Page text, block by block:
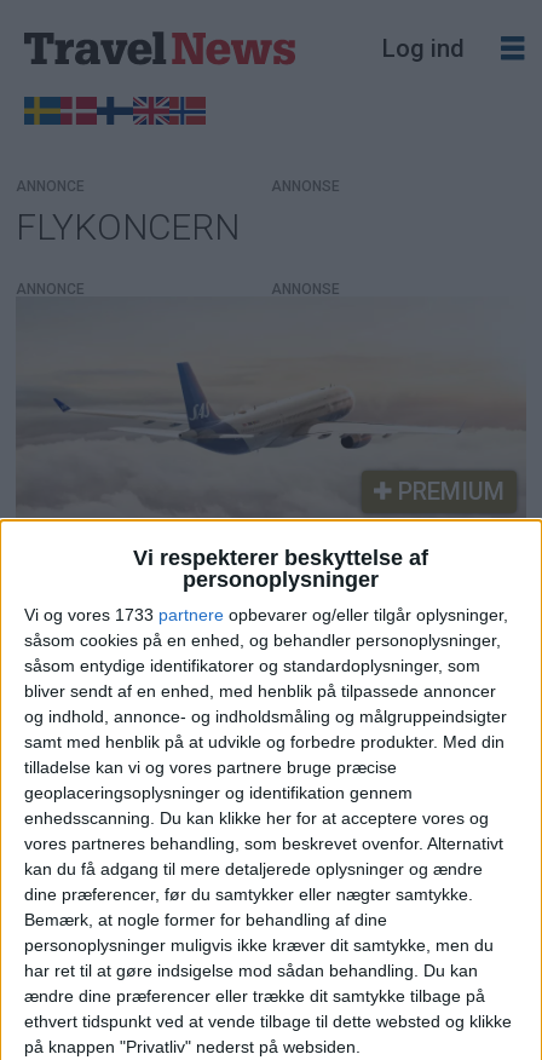
Vi respekterer beskyttelse af
personoplysninger
Vi og vores 1733 partnere opbevarer og/eller tilgår oplysninger,
såsom cookies på en enhed, og behandler personoplysninger,
såsom entydige identifikatorer og standardoplysninger, som
bliver sendt af en enhed, med henblik på tilpassede annoncer
og indhold, annonce- og indholdsmåling og målgruppeindsigter
samt med henblik på at udvikle og forbedre produkter. Med din
tilladelse kan vi og vores partnere bruge præcise
geoplaceringsoplysninger og identifikation gennem
enhedsscanning. Du kan klikke her for at acceptere vores og
vores partneres behandling, som beskrevet ovenfor. Alternativt
kan du få adgang til mere detaljerede oplysninger og ændre
dine præferencer, før du samtykker eller nægter samtykke.
Bemærk, at nogle former for behandling af dine
personoplysninger muligvis ikke kræver dit samtykke, men du
har ret til at gøre indsigelse mod sådan behandling. Du kan
ændre dine præferencer eller trække dit samtykke tilbage på
ethvert tidspunkt ved at vende tilbage til dette websted og klikke
på knappen "Privatliv" nederst på websiden.
Log ind
Tag:
flykoncern
ANNONCE
FLYKONCERN
ANNONCE
PREMIUM
Ud af det blå - Air France og
KLM overvejer nyt
koncernnavn efter SAS købet
Flere internationale branchemedier rapporterer
om interne diskussioner om et mere neutralt
paraplynavn - hvor ”The Blue Group” nævnes som
et af arbejdsnavnene.
ANNONCE
ANNONCE
ANNONCE